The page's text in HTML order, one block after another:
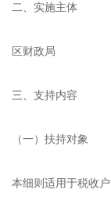
二、实施主体
区财政局
三、支持内容
（一）扶持对象
本细则适用于税收